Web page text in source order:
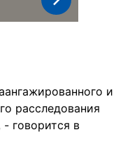
и
расследования
- говорится в